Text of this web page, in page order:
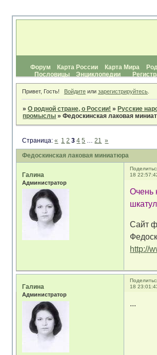
Форум Карта России Карта Мира
Пословицы
Энциклопедии
Привет, Гость! Войдитеили зарегистрируйтесь.
»О родной стране, о России! »Русские
промыслы »Федоскинская лаковая
Федоскинская лаковая миниатюра
Страница:« 1 2 3 4 5 … 21 »
18
Галина
Администратор
Очень
Сайт
http://
18
Галина
Администратор
...